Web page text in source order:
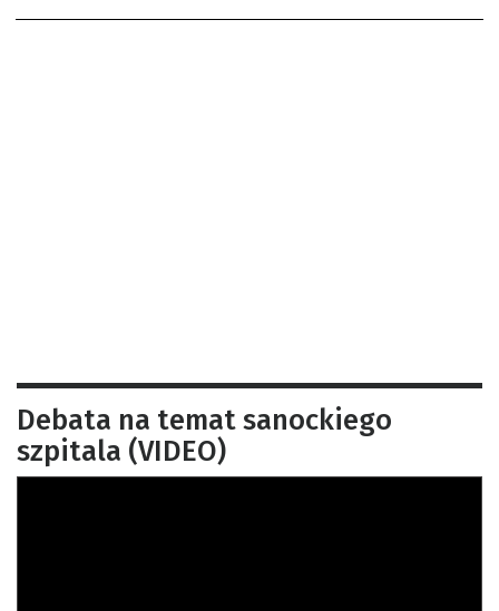
Debata na temat sanockiego
szpitala (VIDEO)